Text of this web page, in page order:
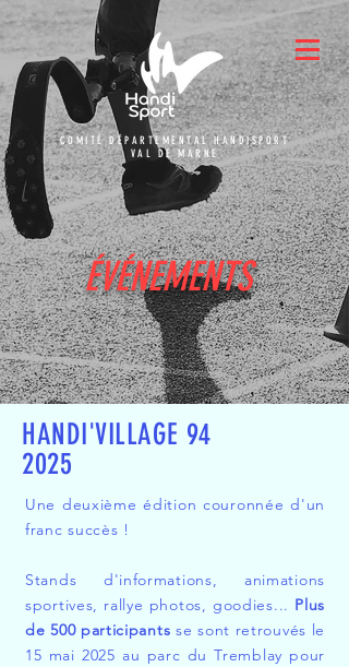
COMITÉ DÉPARTEMENTAL HANDISPORT
VAL DE MARNE
ÉVÉNEMENTS
HANDI'VILLAGE 94
2025
Une deuxième édition couronnée d'un
franc succès !
Stands d'informations, animations
sportives, rallye photos, goodies... Plus
de 500 participants se sont retrouvés le
15 mai 2025 au parc du Tremblay pour